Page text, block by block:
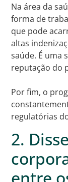
Na área da
forma de
que pode
altas
saúde. É uma
reputação do
Por fim, o
regulatórias
2.